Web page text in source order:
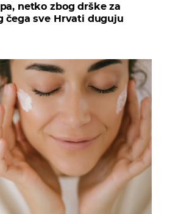
netko zbog drške za
čega sve Hrvati duguju